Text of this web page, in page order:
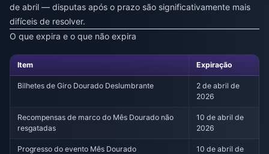
de abril — disputas após o prazo são significativamente mais
difíceis de resolver.
O que expira e o que não expira
Item Expiração
Bilhetes de Giro Dourado Deslumbrante
2 de abril de
2026
Recompensas de marco do Mês Dourado não
resgatadas
10 de abril de
2026
Progresso do evento Mês Dourado
10 de abril de